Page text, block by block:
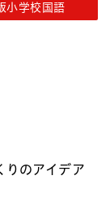
小学校国語
りのアイデア